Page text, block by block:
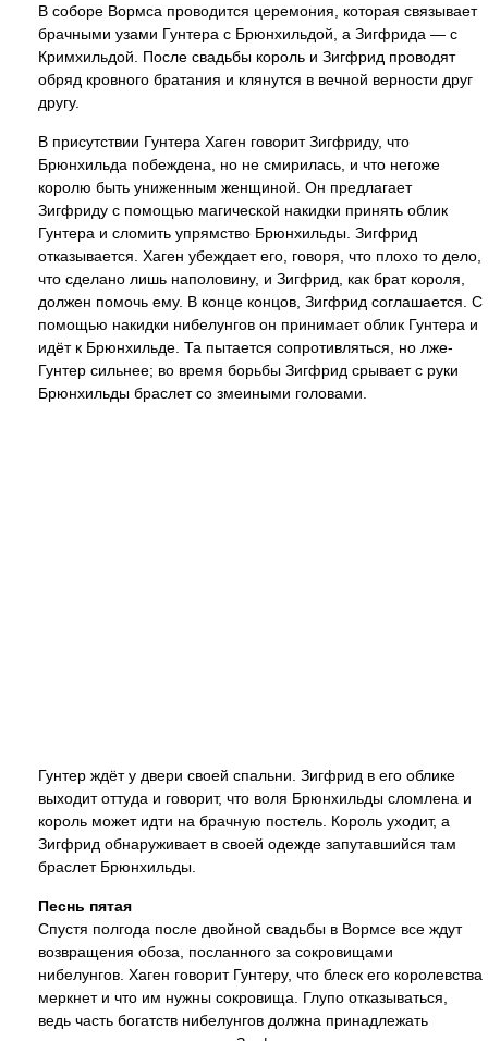
В соборе Вормса проводится церемония, которая связывает
брачными узами Гунтера с Брюнхильдой, а Зигфрида — с
Кримхильдой. После свадьбы король и Зигфрид проводят
обряд кровного братания и клянутся в вечной верности друг
другу.
В присутствии Гунтера Хаген говорит Зигфриду, что
Брюнхильда побеждена, но не смирилась, и что негоже
королю быть униженным женщиной. Он предлагает
Зигфриду с помощью магической накидки принять облик
Гунтера и сломить упрямство Брюнхильды. Зигфрид
отказывается. Хаген убеждает его, говоря, что плохо то дело,
что сделано лишь наполовину, и Зигфрид, как брат короля,
должен помочь ему. В конце концов, Зигфрид соглашается. С
помощью накидки нибелунгов он принимает облик Гунтера и
идёт к Брюнхильде. Та пытается сопротивляться, но лже-
Гунтер сильнее; во время борьбы Зигфрид срывает с руки
Брюнхильды браслет со змеиными головами.
Гунтер ждёт у двери своей спальни. Зигфрид в его облике
выходит оттуда и говорит, что воля Брюнхильды сломлена и
король может идти на брачную постель. Король уходит, а
Зигфрид обнаруживает в своей одежде запутавшийся там
браслет Брюнхильды.
Песнь пятая
Спустя полгода после двойной свадьбы в Вормсе все ждут
возвращения обоза, посланного за сокровищами
нибелунгов. Хаген говорит Гунтеру, что блеск его королевства
меркнет и что им нужны сокровища. Глупо отказываться,
ведь часть богатств нибелунгов должна принадлежать